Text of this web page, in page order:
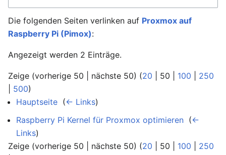
Die folgenden Seiten verlinken auf Proxmox auf
Raspberry Pi (Pimox):
Angezeigt werden 2 Einträge.
Zeige (vorherige 50 nächste 50) (20 50 100
250
500)
Hauptseite (← Links)
Raspberry Pi Kernel für Proxmox optimieren (←
Links)
Zeige (vorherige 50 nächste 50) (20 50 100
250